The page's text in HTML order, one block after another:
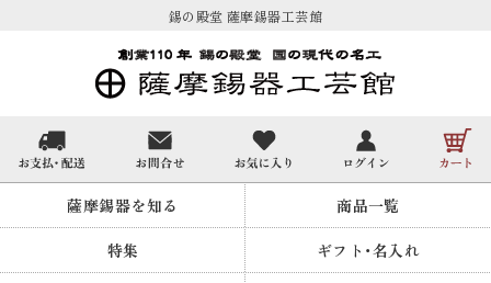
錫の殿堂 薩摩錫器工芸館
薩摩錫器を知る 商品一覧
特集 ギフト・名入れ